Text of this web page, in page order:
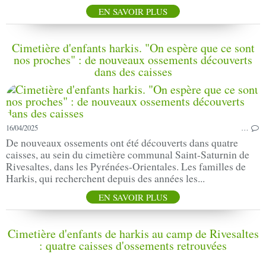
EN SAVOIR PLUS
Cimetière d'enfants harkis. "On espère que ce sont
nos proches" : de nouveaux ossements découverts
dans des caisses
16/04/2025 …
De nouveaux ossements ont été découverts dans quatre
caisses, au sein du cimetière communal Saint-Saturnin de
Rivesaltes, dans les Pyrénées-Orientales. Les familles de
Harkis, qui recherchent depuis des années les...
EN SAVOIR PLUS
Cimetière d'enfants de harkis au camp de Rivesaltes
: quatre caisses d'ossements retrouvées